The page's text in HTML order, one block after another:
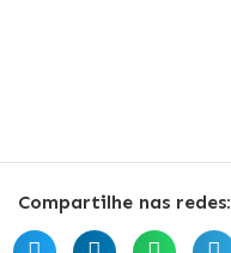
Compartilhe nas redes: